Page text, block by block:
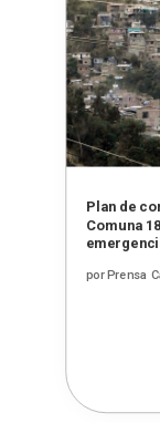
Plan de
Comuna
porPrensa